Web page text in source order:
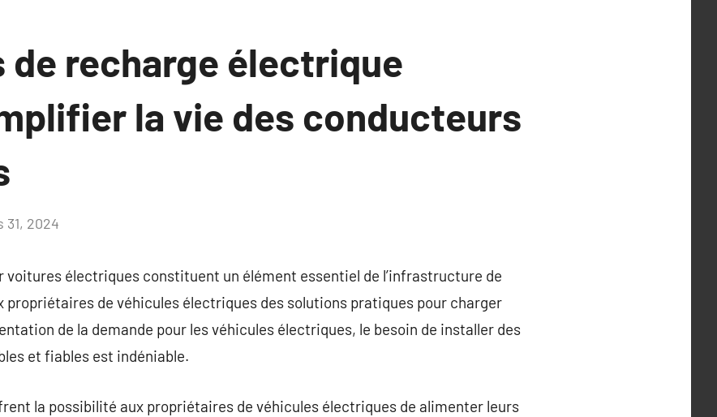
de recharge électrique
la vie des conducteurs
31, 2024
voitures électriques constituent un élément essentiel de l’infrastructure de
de véhicules électriques des solutions pratiques pour charger
de la demande pour les véhicules électriques, le besoin de installer des
et fiables est indéniable.
la possibilité aux propriétaires de véhicules électriques de alimenter leurs